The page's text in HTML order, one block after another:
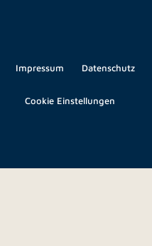
Impressum Datenschutz
Cookie Einstellungen